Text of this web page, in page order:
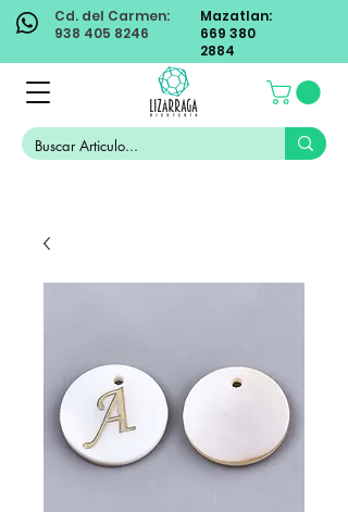
Cd. del Carmen:
938 405 8246
Mazatlan:
669 380
2884